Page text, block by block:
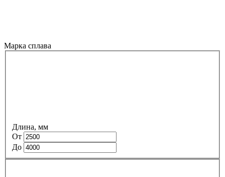
Марка сплава
Длина, мм
От
До